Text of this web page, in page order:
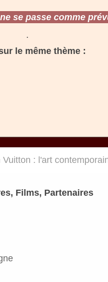
se passe comme
.
le même thème :
Vuitton : l'art
Films, Partenaires